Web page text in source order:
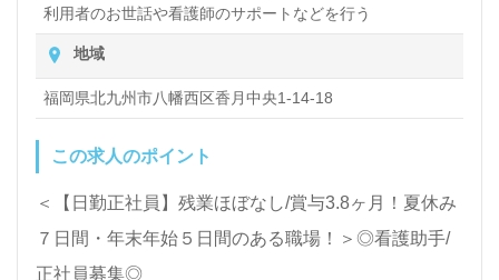
利用者のお世話や看護師のサポートなどを行う
地域
福岡県北九州市八幡西区香月中央1-14-18
この求人のポイント
＜【日勤正社員】残業ほぼなし/賞与3.8ヶ月！夏休み
７日間・年末年始５日間のある職場！＞◎看護助手/
正社員募集◎